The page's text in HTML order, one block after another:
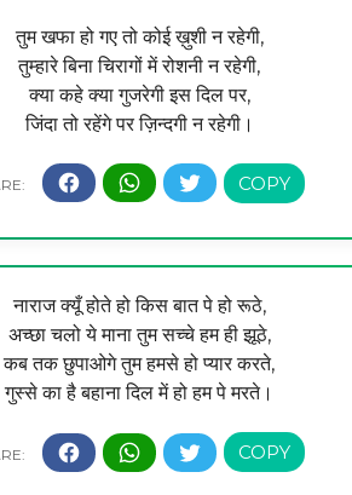
तुम खफा हो गए तो कोई ख़ुशी न रहेगी,
तुम्हारे बिना चिरागों में रोशनी न रहेगी,
क्या कहे क्या गुजरेगी इस दिल पर,
जिंदा तो रहेंगे पर ज़िन्दगी न रहेगी।
नाराज क्यूँ होते हो किस बात पे हो रूठे,
अच्छा चलो ये माना तुम सच्चे हम ही झूठे,
कब तक छुपाओगे तुम हमसे हो प्यार करते,
गुस्से का है बहाना दिल में हो हम पे मरते।